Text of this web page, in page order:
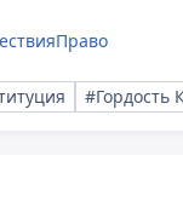
Право
#Гордость